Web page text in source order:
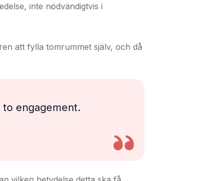
inte nödvändigtvis i
att fylla tomrummet själv, och då
engagement.